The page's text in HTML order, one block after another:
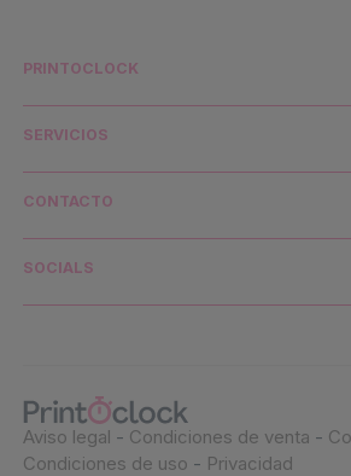
PRINTOCLOCK
SERVICIOS
CONTACTO
SOCIALS
Aviso legal - Condiciones de venta -
Condiciones de uso - Privacidad